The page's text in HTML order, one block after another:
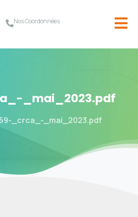
Nos Coordonnées
_mai_2023.pdf
_crca_-_mai_2023.pdf